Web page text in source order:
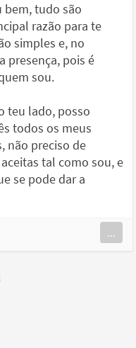
bem, tudo são
razão para te
simples e, no
presença, pois é
sou.
teu lado, posso
todos os meus
não preciso de
tal como sou, e
se pode dar a
...